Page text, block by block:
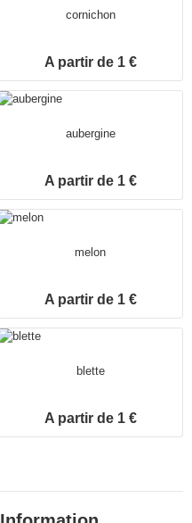
cornichon
A partir de 1 €
aubergine
A partir de 1 €
melon
A partir de 1 €
blette
A partir de 1 €